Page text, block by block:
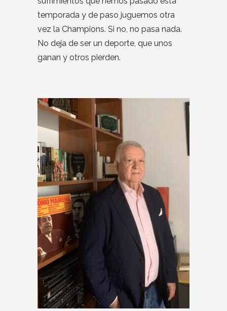
temporada y de paso juguemos otra
vez la Champions. Si no, no pasa nada.
No deja de ser un deporte, que unos
ganan y otros pierden.